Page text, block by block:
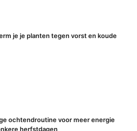
je je planten tegen vorst en koude
ochtendroutine voor meer energie
herfstdagen